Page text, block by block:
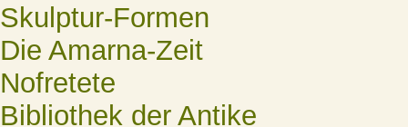
Skulptur-Formen
Die Amarna-Zeit
Nofretete
Bibliothek der Antike